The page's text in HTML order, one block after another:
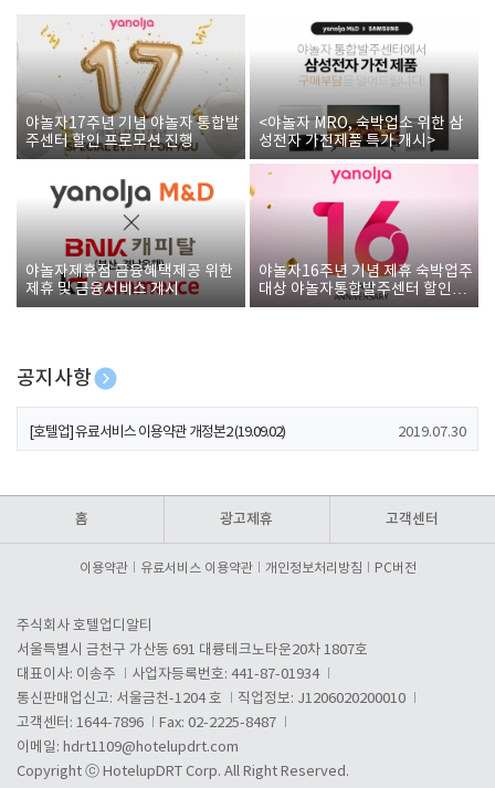
야놀자17주년 기념 야놀자 통합발
주센터 할인 프로모션 진행
<야놀자 MRO, 숙박업소 위한 삼
성전자 가전제품 특가 개시>
야놀자제휴점 금융혜택제공 위한
제휴 및 금융서비스 게시
야놀자16주년 기념 제휴 숙박업주
대상 야놀자통합발주센터 할인쿠
폰 증정
공지사항
[호텔업] 개인정보 처리방침 개정본1 (19.09.02)
[호텔업] 유료서비스 이용약관 개정본2 (19.09.02) 2019.07.30
홈 광고제휴 고객센터
이용약관 유료서비스 이용약관 개인정보처리방침 PC버전
주식회사 호텔업디알티
서울특별시 금천구 가산동 691 대륭테크노타운20차 1807호
대표이사: 이송주
사업자등록번호: 441-87-01934
통신판매업신고: 서울금천-1204 호
직업정보: J1206020200010
고객센터: 1644-7896
Fax: 02-2225-8487
이메일: hdrt1109@hotelupdrt.com
Copyright ⓒ HotelupDRT Corp. All Right Reserved.